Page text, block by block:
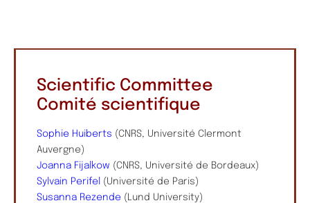
Scientific Committee
Comité scientifique
Sophie Huiberts (CNRS, Université Clermont
Auvergne)
Joanna Fijalkow (CNRS, Université de Bordeaux)
Sylvain Perifel
(Université de Paris)
Susanna Rezende (Lund University)